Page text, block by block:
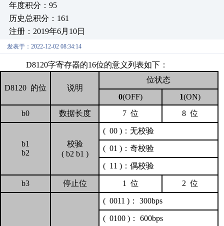
年度积分：95
历史总积分：161
注册：2019年6月10日
发表于：2022-12-02 08:34:14
D8120字寄存器的16位的意义列表如下：
D8120 的位 说明
位状态
0(OFF) 1(ON)
b0
数据长度 7 位 8 位
b1
b2
校验
( b2 b1 )
( 00 ) ：无校验
( 01 ) ：奇校验
( 11 ) ：偶校验
b3 停止位 1 位 2 位
( 0011 ) ： 300bps
( 0100 ) ： 600bps